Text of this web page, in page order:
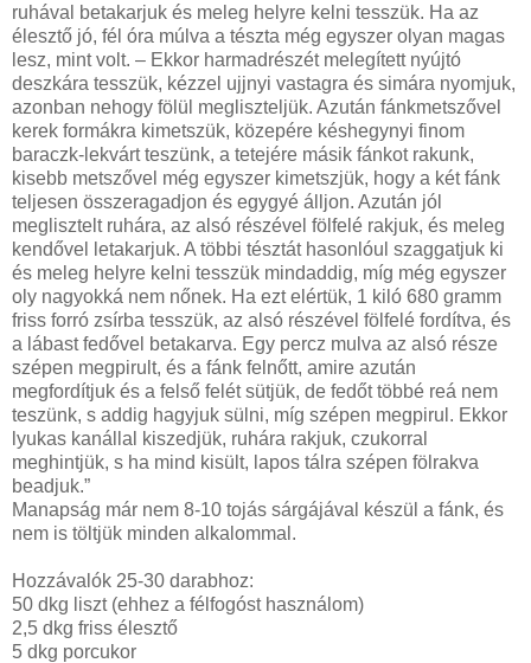
ruhával betakarjuk és meleg helyre kelni tesszük. Ha az
élesztő jó, fél óra múlva a tészta még egyszer olyan magas
lesz, mint volt. – Ekkor harmadrészét melegített nyújtó
deszkára tesszük, kézzel ujjnyi vastagra és simára nyomjuk,
azonban nehogy fölül megliszteljük. Azután fánkmetszővel
kerek formákra kimetszük, közepére késhegynyi finom
baraczk-lekvárt teszünk, a tetejére másik fánkot rakunk,
kisebb metszővel még egyszer kimetszjük, hogy a két fánk
teljesen összeragadjon és egygyé álljon. Azután jól
meglisztelt ruhára, az alsó részével fölfelé rakjuk, és meleg
kendővel letakarjuk. A többi tésztát hasonlóul szaggatjuk ki
és meleg helyre kelni tesszük mindaddig, míg még egyszer
oly nagyokká nem nőnek. Ha ezt elértük, 1 kiló 680 gramm
friss forró zsírba tesszük, az alsó részével fölfelé fordítva, és
a lábast fedővel betakarva. Egy percz mulva az alsó része
szépen megpirult, és a fánk felnőtt, amire azután
megfordítjuk és a felső felét sütjük, de fedőt többé reá nem
teszünk, s addig hagyjuk sülni, míg szépen megpirul. Ekkor
lyukas kanállal kiszedjük, ruhára rakjuk, czukorral
meghintjük, s ha mind kisült, lapos tálra szépen fölrakva
beadjuk.”
Manapság már nem 8-10 tojás sárgájával készül a fánk, és
nem is töltjük minden alkalommal.
Hozzávalók 25-30 darabhoz:
50 dkg liszt (ehhez a félfogóst használom)
2,5 dkg friss élesztő
5 dkg porcukor